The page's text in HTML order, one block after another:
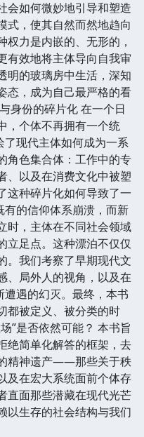
会如何微妙地引导和塑造
式，使其自然而然地趋向
力是内嵌的、无形的，
有效地将主体导向自我审
明的玻璃房中生活，深知
态，成为自己最严格的看
身份的碎片化 在一个日
，个体不再拥有一个统
了现代主体如何成为一系
角色集合体：工作中的专
、以及在消费文化中被塑
这种碎片化如何导致了一
有的信仰体系崩溃，而新
时，主体在不同社会领域
立足点。这种漂泊不仅仅
。我们考察了早期现代文
、局外人的视角，以及在
遭遇的幻灭。最终，本书
都被定义、被分类的时
”是否依然可能？ 本书旨
绝简单化解答的框架，去
精神遗产——那些关于秩
及在宏大系统面前个体存
直面那些潜藏在现代光芒
以生存的社会结构与我们